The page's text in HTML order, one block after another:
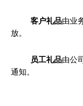
客户礼品由业
放。
员工礼品由公
通知。